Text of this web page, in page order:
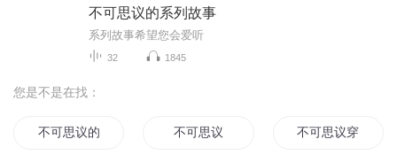
不可思议的系列故事
系列故事希望您会爱听
32 1845
您是不是在找：
不可思议的梦 不可思议 不可思议穿越